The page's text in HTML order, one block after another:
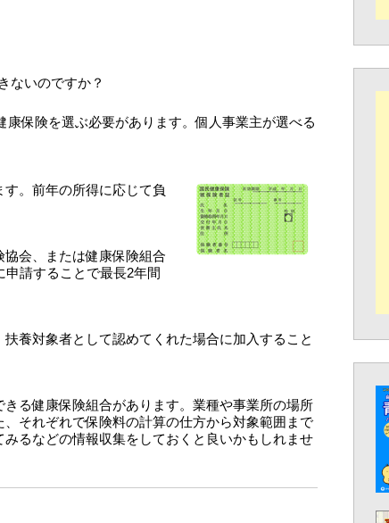
ないのですか？
保険を選ぶ必要があります。個人事業主が選べる
。前年の所得に応じて負
会、または健康保険組合
申請することで最長2年間
養対象者として認めてくれた場合に加入すること
る健康保険組合があります。業種や事業所の場所
それぞれで保険料の計算の仕方から対象範囲まで
るなどの情報収集をしておくと良いかもしれませ